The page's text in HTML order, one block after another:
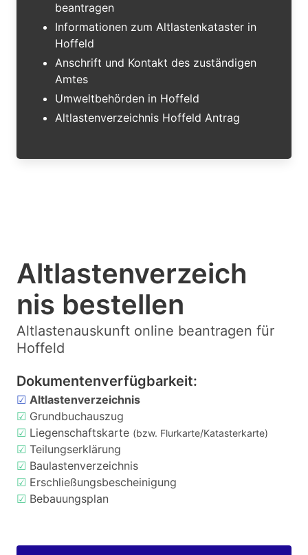
beantragen
Informationen zum Altlastenkataster in
Hoffeld
Anschrift und Kontakt des zuständigen
Amtes
Umweltbehörden in Hoffeld
Altlastenverzeichnis Hoffeld Antrag
Altlastenverzeich
nis bestellen
Altlastenauskunft online beantragen für
Hoffeld
Dokumentenverfügbarkeit:
☑ Altlastenverzeichnis
☑ Grundbuchauszug
☑ Liegenschaftskarte (bzw. Flurkarte/Katasterkarte)
☑ Teilungserklärung
☑ Baulastenverzeichnis
☑ Erschließungsbescheinigung
☑ Bebauungsplan